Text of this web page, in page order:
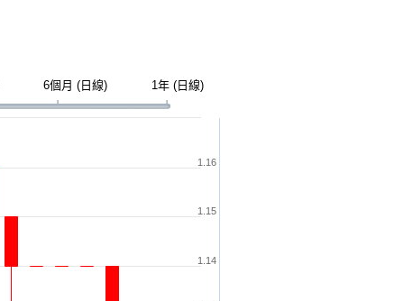
6個月 (日線) 1年 (日線)